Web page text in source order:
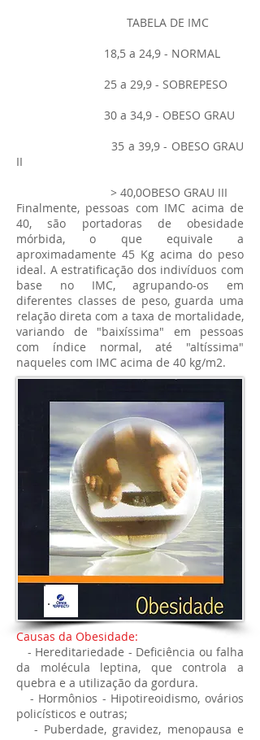
TABELA DE IMC
18,5 a 24,9 - NORMAL
25 a 29,9 - SOBREPESO
30 a 34,9 - OBESO GRAU
35 a 39,9 - OBESO GRAU
II
> 40,0OBESO GRAU III
Finalmente, pessoas com IMC acima de
40, são portadoras de obesidade
mórbida, o que equivale a
aproximadamente 45 Kg acima do peso
ideal. A estratificação dos indivíduos com
base no IMC, agrupando-os em
diferentes classes de peso, guarda uma
relação direta com a taxa de mortalidade,
variando de "baixíssima" em pessoas
com índice normal, até "altíssima"
naqueles com IMC acima de 40 kg/m2.
Causas da Obesidade:
- Hereditariedade - Deficiência ou falha
da molécula leptina, que controla a
quebra e a utilização da gordura.
- Hormônios - Hipotireoidismo, ovários
policísticos e outras;
- Puberdade, gravidez, menopausa e